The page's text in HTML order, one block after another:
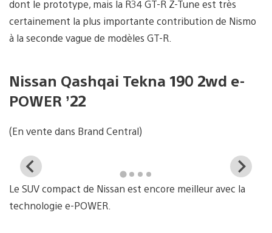
dont le prototype, mais la R34 GT-R Z-Tune est très
certainement la plus importante contribution de Nismo
à la seconde vague de modèles GT-R.
Nissan Qashqai Tekna 190 2wd e-
POWER ’22
(En vente dans Brand Central)
View
and
download
image
Le SUV compact de Nissan est encore meilleur avec la
technologie e-POWER.